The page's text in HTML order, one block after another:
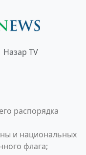
Назар TV
распорядка
и национальных
флага;